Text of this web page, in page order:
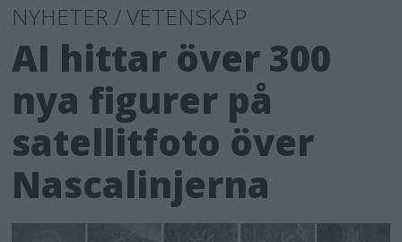
NYHETER / VETENSKAP
AI hittar över 300
nya figurer på
satellitfoto över
Nascalinjerna